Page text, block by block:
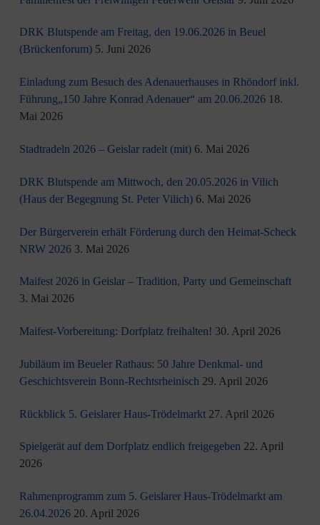
DRK Blutspende am Freitag, den 19.06.2026 in Beuel
(Brückenforum) 5. Juni 2026
Einladung zum Besuch des Adenauerhauses in Rhöndorf inkl.
Führung„150 Jahre Konrad Adenauer“ am 20.06.2026 18.
Mai 2026
Stadtradeln 2026 – Geislar radelt (mit) 6. Mai 2026
DRK Blutspende am Mittwoch, den 20.05.2026 in Vilich
(Haus der Begegnung St. Peter Vilich) 6. Mai 2026
Der Bürgerverein erhält Förderung durch den Heimat-Scheck
NRW 2026 3. Mai 2026
Maifest 2026 in Geislar – Tradition, Party und Gemeinschaft
3. Mai 2026
Maifest-Vorbereitung: Dorfplatz freihalten! 30. April 2026
Jubiläum im Beueler Rathaus: 50 Jahre Denkmal- und
Geschichtsverein Bonn-Rechtsrheinisch 29. April 2026
Rückblick 5. Geislarer Haus-Trödelmarkt 27. April 2026
Spielgerät auf dem Dorfplatz endlich freigegeben 22. April
2026
Rahmenprogramm zum 5. Geislarer Haus-Trödelmarkt am
26.04.2026 20. April 2026